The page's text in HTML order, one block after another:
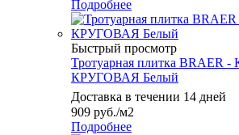
Подробнее
Быстрый просмотр
Тротуарная плитка
КРУГОВАЯ Белый
Доставка в течении 14 дней
909 руб./м2
Подробнее